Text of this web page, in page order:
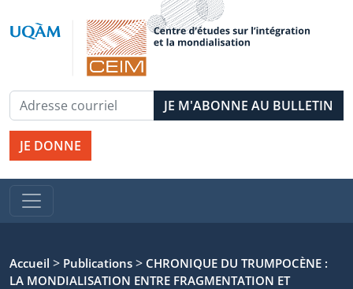
JE DONNE
Accueil > Publications > CHRONIQUE DU TRUMPOCÈNE :
LA MONDIALISATION ENTRE FRAGMENTATION ET